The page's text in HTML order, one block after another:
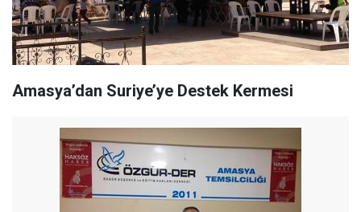
Amasya’dan Suriye’ye Destek Kermesi